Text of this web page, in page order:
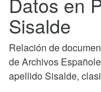
Sisalde
Relación de
de Archivos
apellido Sisalde,